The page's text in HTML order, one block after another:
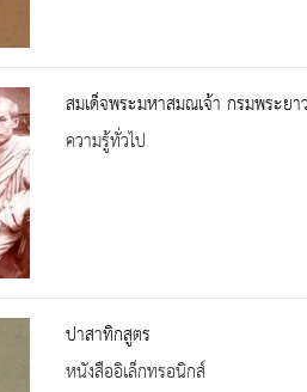
สมเด็จพระมหาสมณเจ้า กรมพระย
ความรู้ทั่วไป
ปาสาทิกสูตร
หนังสืออิเล็กทรอนิกส์